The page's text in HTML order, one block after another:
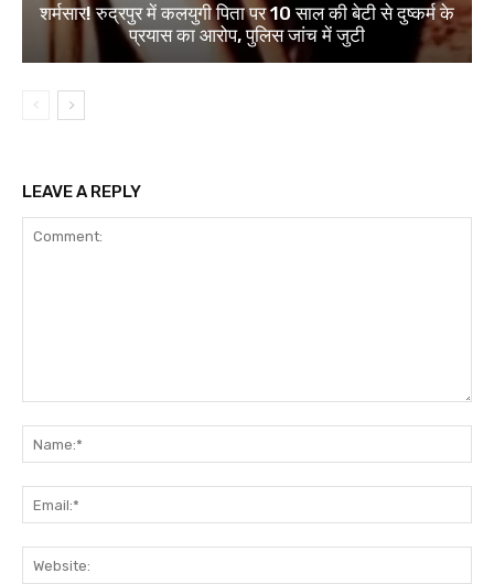
शर्मसार! रुद्रपुर में कलयुगी पिता पर 10 साल की बेटी से दुष्कर्म के
प्रयास का आरोप, पुलिस जांच में जुटी
LEAVE A REPLY